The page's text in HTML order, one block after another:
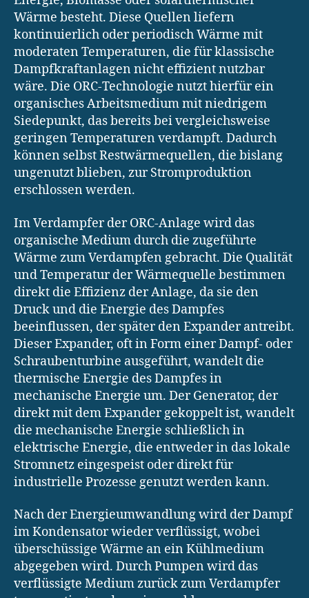
Wärme besteht. Diese Quellen liefern
kontinuierlich oder periodisch Wärme mit
moderaten Temperaturen, die für klassische
Dampfkraftanlagen nicht effizient nutzbar
wäre. Die ORC-Technologie nutzt hierfür ein
organisches Arbeitsmedium mit niedrigem
Siedepunkt, das bereits bei vergleichsweise
geringen Temperaturen verdampft. Dadurch
können selbst Restwärmequellen, die bislang
ungenutzt blieben, zur Stromproduktion
erschlossen werden.
Im Verdampfer der ORC-Anlage wird das
organische Medium durch die zugeführte
Wärme zum Verdampfen gebracht. Die Qualität
und Temperatur der Wärmequelle bestimmen
direkt die Effizienz der Anlage, da sie den
Druck und die Energie des Dampfes
beeinflussen, der später den Expander antreibt.
Dieser Expander, oft in Form einer Dampf- oder
Schraubenturbine ausgeführt, wandelt die
thermische Energie des Dampfes in
mechanische Energie um. Der Generator, der
direkt mit dem Expander gekoppelt ist, wandelt
die mechanische Energie schließlich in
elektrische Energie, die entweder in das lokale
Stromnetz eingespeist oder direkt für
industrielle Prozesse genutzt werden kann.
Nach der Energieumwandlung wird der Dampf
im Kondensator wieder verflüssigt, wobei
überschüssige Wärme an ein Kühlmedium
abgegeben wird. Durch Pumpen wird das
verflüssigte Medium zurück zum Verdampfer